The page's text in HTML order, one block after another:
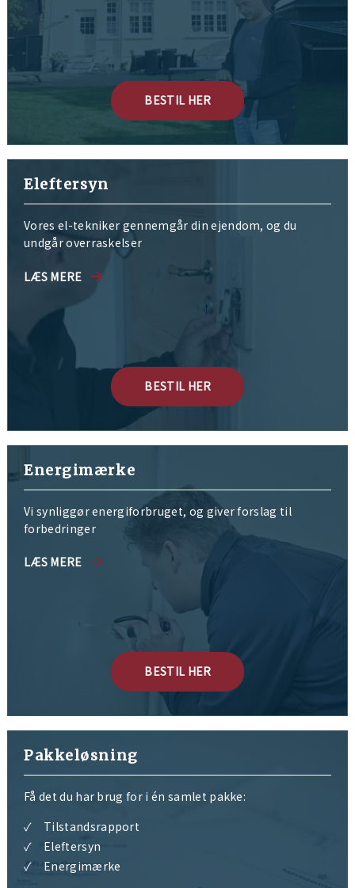
BESTIL HER
Eleftersyn
Vores el-tekniker gennemgår din ejendom, og du
undgår overraskelser
LÆS MERE
BESTIL HER
Energimærke
Vi synliggør energiforbruget, og giver forslag til
forbedringer
LÆS MERE
BESTIL HER
Pakkeløsning
Få det du har brug for i én samlet pakke:
Tilstandsrapport
Eleftersyn
Energimærke